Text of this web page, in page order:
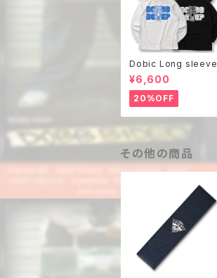
Dobic Long sleeve
¥6,600
20%OFF
その他の商品